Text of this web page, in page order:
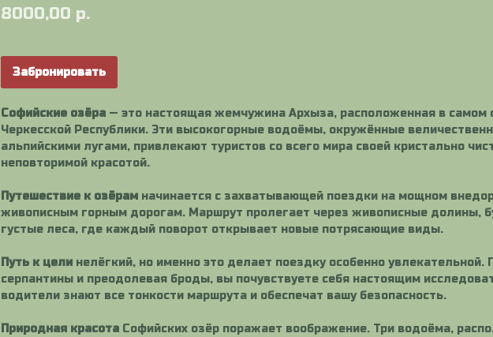
8000,00 р.
Забронировать
Софийские озёра — это настоящая жемчужина Архыза, расположенная в самом
Черкесской Республики. Эти высокогорные водоёмы, окружённые
альпийскими лугами, привлекают туристов со всего мира своей кристально
неповторимой красотой.
Путешествие к озёрам начинается с захватывающей поездки на мощном
живописным горным дорогам. Маршрут пролегает через живописные долины,
густые леса, где каждый поворот открывает новые потрясающие виды.
Путь к цели нелёгкий, но именно это делает поездку особенно увлекательной.
серпантины и преодолевая броды, вы почувствуете себя настоящим
водители знают все тонкости маршрута и обеспечат вашу безопасность.
Природная красота Софийских озёр поражает воображение. Три водоёма,